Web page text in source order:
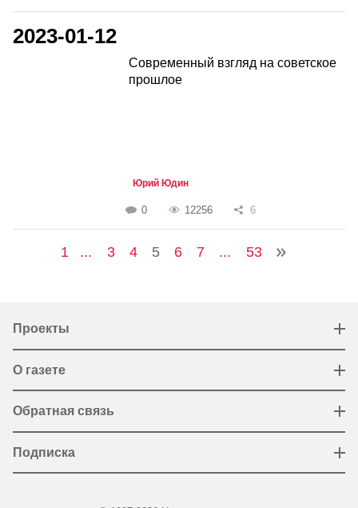
2023-01-12
Современный взгляд на советское
прошлое
Юрий Юдин
0 12256 6
1 ... 3 4 5 6 7 ... 53
Проекты
О газете
Обратная связь
Подписка